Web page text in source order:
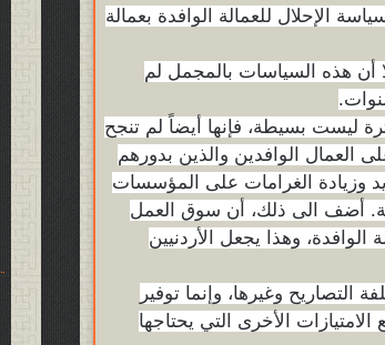
الإحلال للعمالة الوافدة بعمالة
أن هذه السياسات بالمجمل لم
ليست بسيطة، فإنها أيضاً لم تنجح
العمال الوافدين والذين بدورهم
وزيادة الغرامات على المؤسسات
أضف الى ذلك، أن سوق العمل
وهذا يجعل الأردنيين
وغيرها، وإنما توفير
الأخرى التي يحتاجها